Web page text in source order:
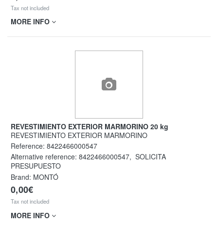
Tax not included
MORE INFO
REVESTIMIENTO EXTERIOR MARMORINO 20 kg
REVESTIMIENTO EXTERIOR MARMORINO
Reference: 8422466000547
Alternative reference: 8422466000547, SOLICITA
PRESUPUESTO
Brand: MONTÓ
0,00€
Tax not included
MORE INFO